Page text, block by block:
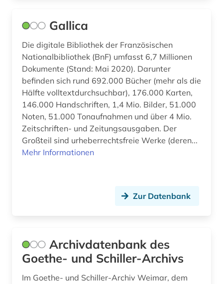
geschichte 1641-1700 (1)
geschichte 1700 ff. (1)
geschichte 1700-1900 (1)
geschichte 1700-1980 (1)
geschichte 1720-1785 (1)
geschichte 1786-1805 (1)
Gallica
Die digitale Bibliothek der Französischen
Nationalbibliothek (BnF) umfasst 6,7 Millionen
Dokumente (Stand: Mai 2020). Darunter
befinden sich rund 692.000 Bücher (mehr als die
Hälfte volltextdurchsuchbar), 176.000 Karten,
146.000 Handschriften, 1,4 Mio. Bilder, 51.000
Noten, 51.000 Tonaufnahmen und über 4 Mio.
Zeitschriften- und Zeitungsausgaben. Der
Großteil sind urheberrechtsfreie Werke (deren...
Mehr Informationen
Zur Datenbank
Archivdatenbank des
Goethe- und Schiller-Archivs
Im Goethe- und Schiller-Archiv Weimar, dem